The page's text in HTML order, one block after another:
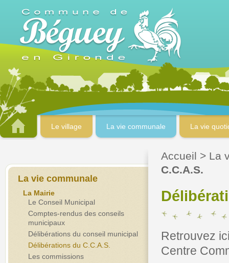
Le village La vie communale La vie
La vie communale
La Mairie
Le Conseil Municipal
Comptes-rendus des conseils
municipaux
Délibérations du conseil municipal
Délibérations du C.C.A.S.
Les commissions
Accueil > La
C.C.A.S.
Retrouvez
Centre